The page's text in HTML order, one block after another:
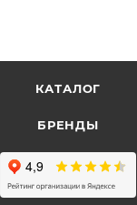
КАТАЛОГ
БРЕНДЫ